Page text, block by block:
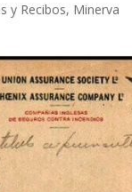
y Recibos, Minerva